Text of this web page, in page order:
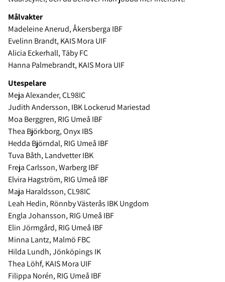
Målvakter
Madeleine Anerud, Åkersberga IBF
Evelinn Brandt, KAIS Mora UIF
Alicia Eckerhall, Täby FC
Hanna Palmebrandt, KAIS Mora UIF
Utespelare
Meja Alexander, CL98IC
Judith Andersson, IBK Lockerud Mariestad
Moa Berggren, RIG Umeå IBF
Thea Björkborg, Onyx IBS
Hedda Björndal, RIG Umeå IBF
Tuva Båth, Landvetter IBK
Freja Carlsson, Warberg IBF
Elvira Hagström, RIG Umeå IBF
Maja Haraldsson, CL98IC
Leah Hedin, Rönnby Västerås IBK Ungdom
Engla Johansson, RIG Umeå IBF
Elin Jörmgård, RIG Umeå IBF
Minna Lantz, Malmö FBC
Hilda Lundh, Jönköpings IK
Thea Löhf, KAIS Mora UIF
Filippa Norén, RIG Umeå IBF